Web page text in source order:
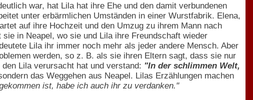
war, hat Lila hat ihre Ehe und den damit verbundenen
unter erbärmlichen Umständen in einer Wurstfabrik. Elena,
auf ihre Hochzeit und den Umzug zu ihrem Mann nach
in Neapel, wo sie und Lila ihre Freundschaft wieder
Lila ihr immer noch mehr als jeder andere Mensch. Aber
werden, so z. B. als sie ihren Eltern sagt, dass sie nur
Lila verursacht hat und verstand: "In der schlimmen Welt,
das Weggehen aus Neapel. Lilas Erzählungen machen
ist, habe ich auch ihr zu verdanken."